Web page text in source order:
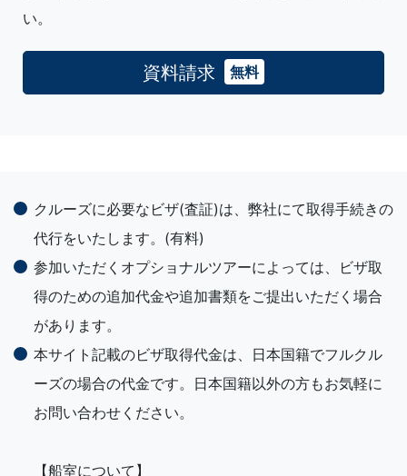
い。
資料請求 無料
クルーズに必要なビザ(査証)は、弊社にて取得手続きの
代行をいたします。(有料)
参加いただくオプショナルツアーによっては、ビザ取
得のための追加代金や追加書類をご提出いただく場合
があります。
本サイト記載のビザ取得代金は、日本国籍でフルクル
ーズの場合の代金です。日本国籍以外の方もお気軽に
お問い合わせください。
【船室について】